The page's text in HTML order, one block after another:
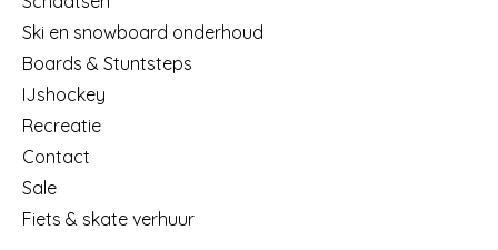
Ski en snowboard onderhoud
Boards & Stuntsteps
IJshockey
Recreatie
Contact
Sale
Fiets & skate verhuur